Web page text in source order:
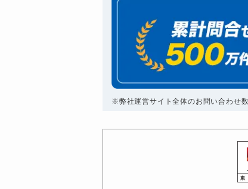
※弊社運営サイト全体のお問い合わせ